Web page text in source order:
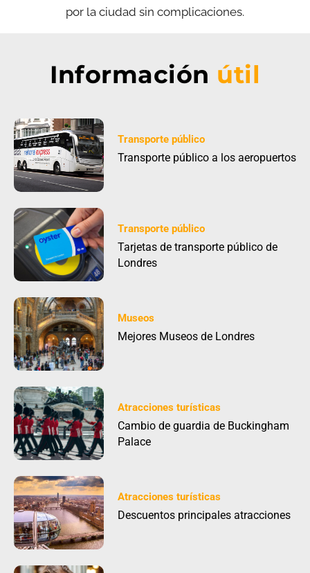
por la ciudad sin complicaciones.
Información útil
Transporte público
Transporte público a los aeropuertos
Transporte público
Tarjetas de transporte público de
Londres
Museos
Mejores Museos de Londres
Atracciones turísticas
Cambio de guardia de Buckingham
Palace
Atracciones turísticas
Descuentos principales atracciones